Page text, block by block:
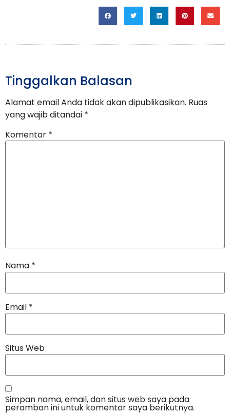
Tinggalkan Balasan
Alamat email Anda tidak akan dipublikasikan. Ruas
yang wajib ditandai *
Komentar *
Nama *
Email *
Situs Web
Simpan nama, email, dan situs web saya pada
peramban ini untuk komentar saya berikutnya.